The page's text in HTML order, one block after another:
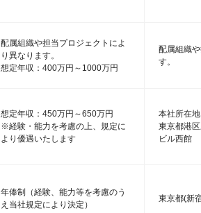
配属組織や担当プロジェクトによ
り異なります。
想定年収：400万円～1000万円
配属組織
す。
想定年収：450万円～650万円
※経験・能力を考慮の上、規定に
より優遇いたします
本社所在地
東京都港
ビル西館
年俸制（経験、能力等を考慮のう
え当社規定により決定）
東京都(新